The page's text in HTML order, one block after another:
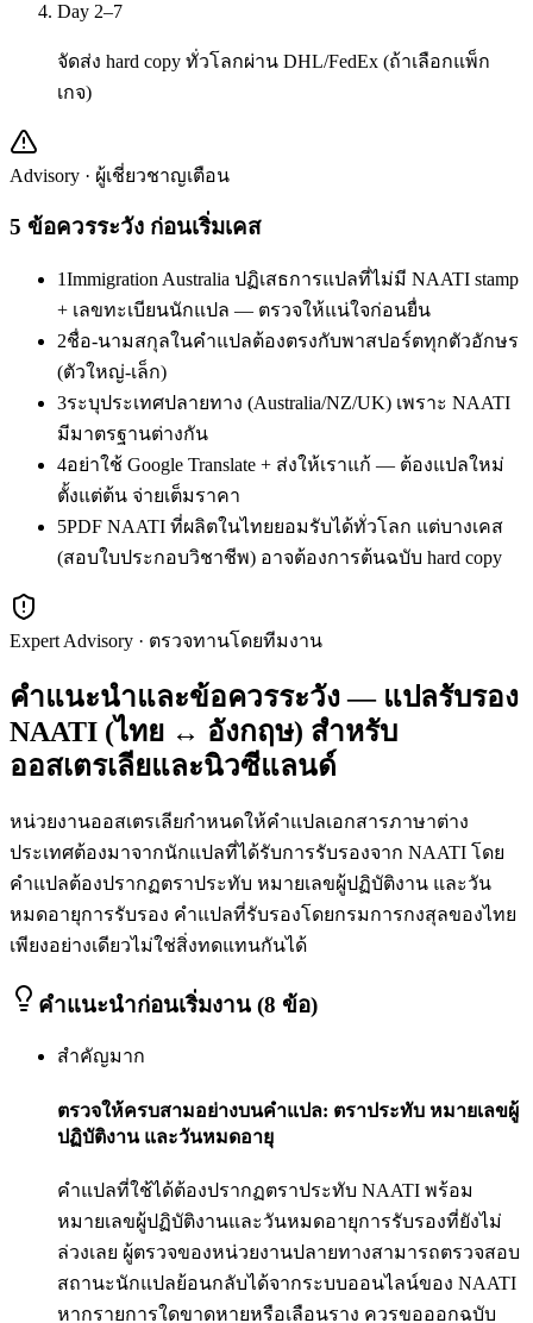
Day 2–7
จัดส่ง hard copy ทั่วโลกผ่าน DHL/FedEx (ถ้าเลือกแพ็ก
เกจ)
Advisory · ผู้เชี่ยวชาญเตือน
5 ข้อควรระวัง ก่อนเริ่มเคส
1Immigration Australia ปฏิเสธการแปลที่ไม่มี NAATI stamp
+ เลขทะเบียนนักแปล — ตรวจให้แน่ใจก่อนยื่น
2ชื่อ-นามสกุลในคำแปลต้องตรงกับพาสปอร์ตทุกตัวอักษร
(ตัวใหญ่-เล็ก)
3ระบุประเทศปลายทาง (Australia/NZ/UK) เพราะ NAATI
มีมาตรฐานต่างกัน
4อย่าใช้ Google Translate + ส่งให้เราแก้ — ต้องแปลใหม่
ตั้งแต่ต้น จ่ายเต็มราคา
5PDF NAATI ที่ผลิตในไทยยอมรับได้ทั่วโลก แต่บางเคส
(สอบใบประกอบวิชาชีพ) อาจต้องการต้นฉบับ hard copy
Expert Advisory · ตรวจทานโดยทีมงาน
คำแนะนำและข้อควรระวัง — แปลรับรอง
NAATI (ไทย ↔ อังกฤษ) สำหรับ
ออสเตรเลียและนิวซีแลนด์
หน่วยงานออสเตรเลียกำหนดให้คำแปลเอกสารภาษาต่าง
ประเทศต้องมาจากนักแปลที่ได้รับการรับรองจาก NAATI โดย
คำแปลต้องปรากฏตราประทับ หมายเลขผู้ปฏิบัติงาน และวัน
หมดอายุการรับรอง คำแปลที่รับรองโดยกรมการกงสุลของไทย
เพียงอย่างเดียวไม่ใช่สิ่งทดแทนกันได้
คำแนะนำก่อนเริ่มงาน (8 ข้อ)
สำคัญมาก
ตรวจให้ครบสามอย่างบนคำแปล: ตราประทับ หมายเลขผู้
ปฏิบัติงาน และวันหมดอายุ
คำแปลที่ใช้ได้ต้องปรากฏตราประทับ NAATI พร้อม
หมายเลขผู้ปฏิบัติงานและวันหมดอายุการรับรองที่ยังไม่
ล่วงเลย ผู้ตรวจของหน่วยงานปลายทางสามารถตรวจสอบ
สถานะนักแปลย้อนกลับได้จากระบบออนไลน์ของ NAATI
หากรายการใดขาดหายหรือเลือนราง ควรขอออกฉบับ